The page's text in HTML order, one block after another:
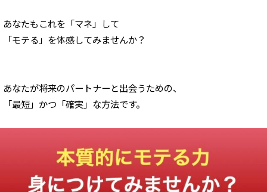
あなたもこれを「マネ」して
「モテる」を体感してみませんか？
あなたが将来のパートナーと出会うための、
「最短」かつ「確実」な方法です。